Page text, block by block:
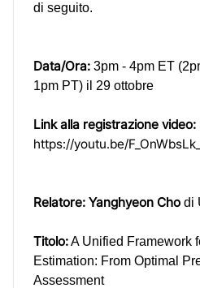
di seguito.
Data/Ora: 3pm - 4pm ET
1pm PT) il 29 ottobre
Link alla registrazione video:
https://youtu.be/
Relatore: Yanghyeon Cho di
Titolo:A Unified Framework
Estimation: From Optimal
Assessment